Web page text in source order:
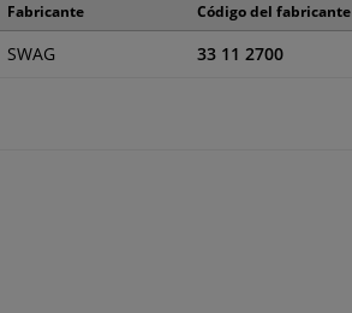
Fabricante Código del fabricante
SWAG 33 11 2700